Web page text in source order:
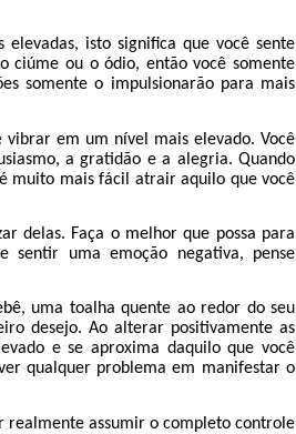
isto significa que você sente
ciúme ou o ódio, então você somente
somente o impulsionarão para mais
vibrar em um nível mais elevado. Você
a gratidão e a alegria. Quando
muito mais fácil atrair aquilo que você
delas. Faça o melhor que possa para
sentir uma emoção negativa, pense
uma toalha quente ao redor do seu
desejo. Ao alterar positivamente as
e se aproxima daquilo que você
qualquer problema em manifestar o
realmente assumir o completo controle